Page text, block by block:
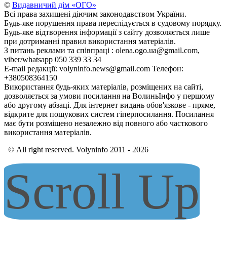
© Видавничий дім «ОГО»
Всі права захищені діючим законодавством України.
Будь-яке порушення права переслідується в судовому порядку.
Будь-яке відтворення інформації з сайту дозволяється лише
при дотриманні правил використання матеріалів.
З питань реклами та співпраці : olena.ogo.ua@gmail.com,
viber/whatsapp 050 339 33 34
E-mail редакції: volyninfo.news@gmail.com Телефон:
+380508364150
Використання будь-яких матеріалів, розміщених на сайті,
дозволяється за умови посилання на ВолиньІнфо у першому
або другому абзаці. Для інтернет видань обов'язкове - пряме,
відкрите для пошукових систем гіперпосилання. Посилання
має бути розміщено незалежно від повного або часткового
використання матеріалів.
© All right reserved. Volyninfo 2011 - 2026
Scroll Up